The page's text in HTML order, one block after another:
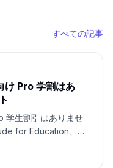
すべての記事
Pro 学割はあ
学生割引はありませ
for Education、無
ます。